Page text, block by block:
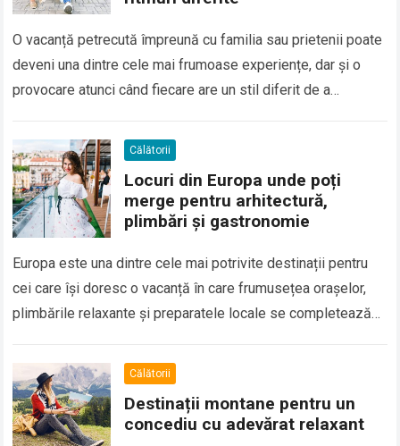
O vacanță petrecută împreună cu familia sau prietenii poate
deveni una dintre cele mai frumoase experiențe, dar și o
provocare atunci când fiecare are un stil diferit de a
Călătorii
Locuri din Europa unde poți
merge pentru arhitectură,
plimbări și gastronomie
Europa este una dintre cele mai potrivite destinații pentru
cei care își doresc o vacanță în care frumusețea orașelor,
plimbările relaxante și preparatele locale se completează
Călătorii
Destinații montane pentru un
concediu cu adevărat relaxant